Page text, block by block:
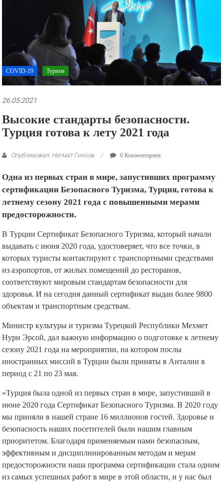
презентации.
COVID-19 Туризм
26.05.2021
Высокие стандарты безопасности.
Турция готова к лету 2021 года
Опубликовал: Негмат Гиясов 0 Комментариев
Одна из первых стран в мире, запустивших программу
сертификации Безопасного Туризма, Турция, готова к
летнему сезону 2021 года с повышенными мерами
предосторожности.
В Турции Сертификат Безопасного Туризма, который начали
выдавать с июня 2020 года, удостоверяет, что все точки, в
которых туристы контактируют с транспортными средствами
из аэропортов, от жилых помещений до ресторанов,
соответствуют мировым стандартам безопасности для
здоровья. И на сегодня данный сертификат выдан более 9800
объектам и транспортным средствам.
Министр культуры и туризма Турецкой Республики Мехмет
Нури Эрсой, дал важную информацию о подготовке к летнему
сезону 2021 года на мероприятии, на котором послы
иностранных миссий в Турции были приняты в Анталии в
период с 21 по 23 мая.
«Турция была одной из первых стран в мире, запустивший в
июне 2020 года Сертификат Безопасного Туризма. В 2020 году
мы приняли в нашей стране 16 миллионов гостей. Здоровье и
безопасность наших посетителей были нашим главным
приоритетом. Благодаря применяемым нами безопасным,
эффективным и дисциплинированным методам и мерам
предосторожности наша программа сертификации стала одним
из самых успешных работ в мире в этой области, и у нас был